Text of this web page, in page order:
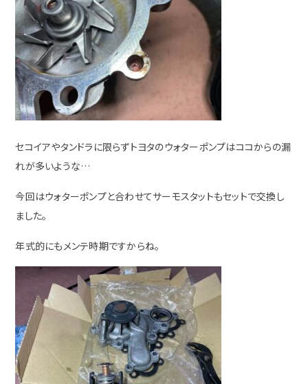
セコイアやタンドラに限らずトヨタのウォターポンプはココからの漏
れが多いような…
今回はウォターポンプと合わせてサーモスタットもセットで交換し
ました。
年式的にもメンテ時期ですからね。